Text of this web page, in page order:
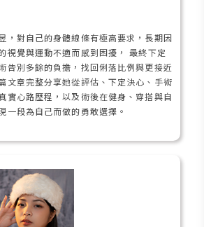
，對自己的身體線條有極高要求，長期因
視覺與運動不適而感到困擾， 最終下定
告別多餘的負擔，找回俐落比例與更接近
文章完整分享她從評估、下定決心、手術
實心路歷程，以及術後在健身、穿搭與自
一段為自己而做的勇敢選擇。